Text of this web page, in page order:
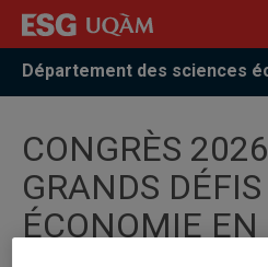
Accéder
recherche
Accéder
menu
pricipal
Accéder
zone
Département des sciences
CONGRÈS
GRANDS DÉFIS
ÉCONOMIE EN